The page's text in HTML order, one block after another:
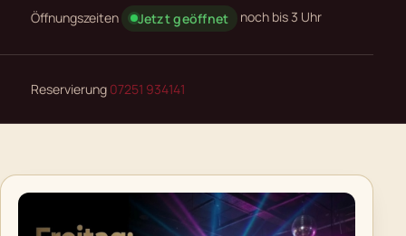
Öffnungszeiten Jetzt geöffnet noch bis 3 Uhr
Reservierung 07251 934141